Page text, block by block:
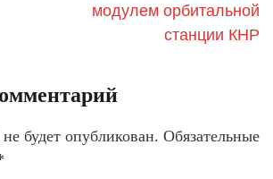
модулем орбитальной
станции КНР
будет опубликован. Обязательные